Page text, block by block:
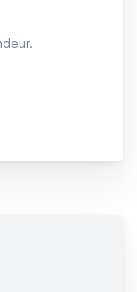
sécurisée